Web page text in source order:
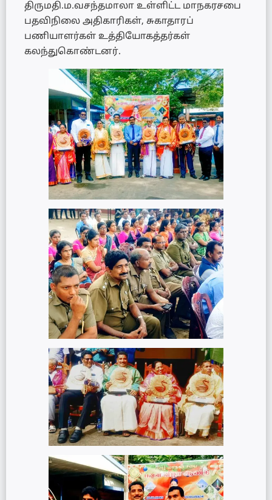
திருமதி.ம.வசந்தமாலா உள்ளிட்ட மாநகரசபை
பதவிநிலை அதிகாரிகள், சுகாதாரப்
பணியாளர்கள் உத்தியோகத்தர்கள்
கலந்துகொண்டனர்.